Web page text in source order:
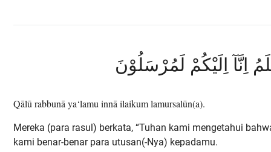
اِنَّآ اِلَيْكُمْ لَمُرْسَلُوْنَ
Qālū rabbunā ya‘lamu innā ilaikum lamursalūn(a).
Mereka (para rasul) berkata, “Tuhan kami mengetahui
kami benar-benar para utusan(-Nya) kepadamu.